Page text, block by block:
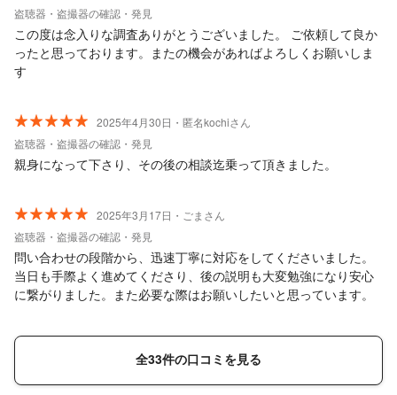
盗聴器・盗撮器の確認・発見
この度は念入りな調査ありがとうございました。 ご依頼して良か
ったと思っております。またの機会があればよろしくお願いしま
す
2025年4月30日・匿名kochiさん
盗聴器・盗撮器の確認・発見
親身になって下さり、その後の相談迄乗って頂きました。
2025年3月17日・ごまさん
盗聴器・盗撮器の確認・発見
問い合わせの段階から、迅速丁寧に対応をしてくださいました。
当日も手際よく進めてくださり、後の説明も大変勉強になり安心
に繋がりました。また必要な際はお願いしたいと思っています。
全33件の口コミを見る